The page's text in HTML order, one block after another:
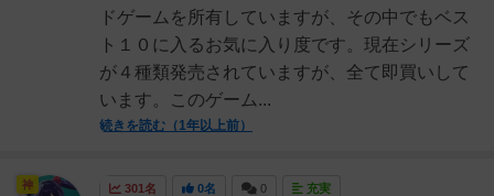
ドゲームを所有していますが、その中でもベス
ト１０に入るお気に入り度です。現在シリーズ
が４種類発売されていますが、全て即買いして
います。このゲーム...
続きを読む（1年以上前）
301名 0名 0 充実
神